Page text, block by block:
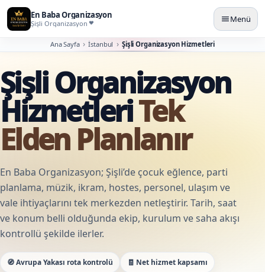
En Baba Organizasyon
Şişli Organizasyon Menü
Ana Sayfa İstanbul Şişli Organizasyon Hizmetleri
Şişli Organizasyon
HizmetleriTek
Elden Planlanır
En Baba Organizasyon; Şişli’de çocuk eğlence, parti
planlama, müzik, ikram, hostes, personel, ulaşım ve
vale ihtiyaçlarını tek merkezden netleştirir. Tarih, saat
ve konum belli olduğunda ekip, kurulum ve saha akışı
kontrollü şekilde ilerler.
🧭 Avrupa Yakası rota kontrolü 🧾 Net hizmet kapsamı